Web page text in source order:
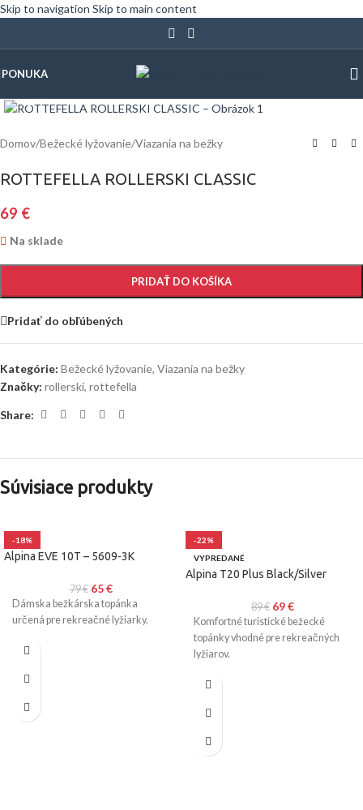
Skip to navigation Skip to main content
PONUKA
Domov/Bežecké lyžovanie/Viazania na bežky
ROTTEFELLA ROLLERSKI CLASSIC
69 €
Na sklade
PRIDAŤ DO KOŠÍKA
Pridať do obľúbených
Kategórie: Bežecké lyžovanie, Viazania na bežky
Značky: rollerski, rottefella
Share:
Súvisiace produkty
-18%
Alpina EVE 10T – 5609-3K
79€ 65€
Dámska bežkárska topánka
určená pre rekreačné lyžiarky.
-22%
VYPREDANÉ
Alpina T20 Plus Black/Silver
89€ 69€
Komfortné turistické bežecké
topánky vhodné pre rekreačných
lyžiarov.